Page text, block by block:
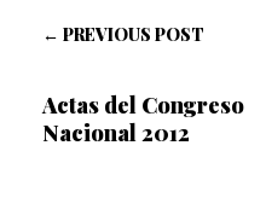
← PREVIOUS POST
Actas del Congreso
Nacional 2012